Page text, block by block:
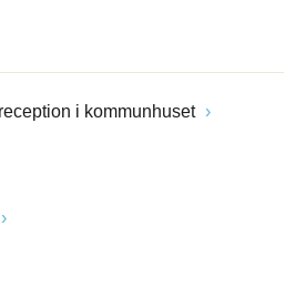
i kommunhuset